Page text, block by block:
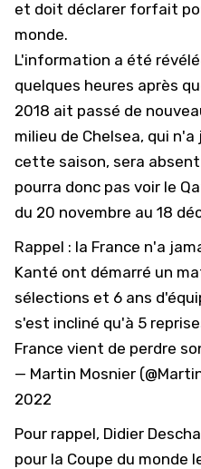
et doit déclarer forfait
monde.
L'information a été
quelques heures après
2018 ait passé de
milieu de Chelsea, qui
cette saison, sera
pourra donc pas voir le
du 20 novembre au 18
Rappel : la France n'a
Kanté ont démarré un
sélections et 6 ans
s'est incliné qu'à 5
France vient de perdre
— Martin Mosnier
2022
Pour rappel, Didier
pour la Coupe du monde